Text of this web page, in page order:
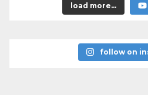
load more...
follow on